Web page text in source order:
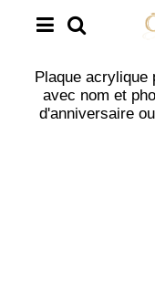
Plaque
avec nom et
d'anniversaire